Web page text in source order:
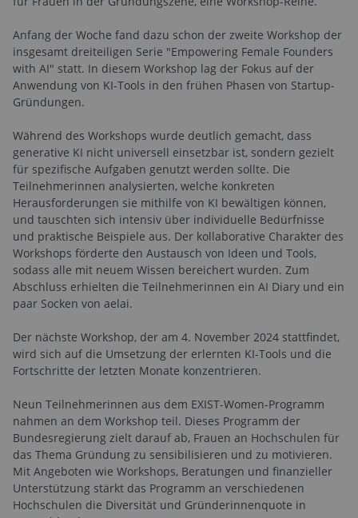
Anfang der Woche fand dazu schon der zweite Workshop der
insgesamt dreiteiligen Serie "Empowering Female Founders
with AI" statt. In diesem Workshop lag der Fokus auf der
Anwendung von KI-Tools in den frühen Phasen von Startup-
Gründungen.
Während des Workshops wurde deutlich gemacht, dass
generative KI nicht universell einsetzbar ist, sondern gezielt
für spezifische Aufgaben genutzt werden sollte. Die
Teilnehmerinnen analysierten, welche konkreten
Herausforderungen sie mithilfe von KI bewältigen können,
und tauschten sich intensiv über individuelle Bedürfnisse
und praktische Beispiele aus. Der kollaborative Charakter des
Workshops förderte den Austausch von Ideen und Tools,
sodass alle mit neuem Wissen bereichert wurden. Zum
Abschluss erhielten die Teilnehmerinnen ein AI Diary und ein
paar Socken von aelai.
Der nächste Workshop, der am 4. November 2024 stattfindet,
wird sich auf die Umsetzung der erlernten KI-Tools und die
Fortschritte der letzten Monate konzentrieren.
Neun Teilnehmerinnen aus dem EXIST-Women-Programm
nahmen an dem Workshop teil. Dieses Programm der
Bundesregierung zielt darauf ab, Frauen an Hochschulen für
das Thema Gründung zu sensibilisieren und zu motivieren.
Mit Angeboten wie Workshops, Beratungen und finanzieller
Unterstützung stärkt das Programm an verschiedenen
Hochschulen die Diversität und Gründerinnenquote in